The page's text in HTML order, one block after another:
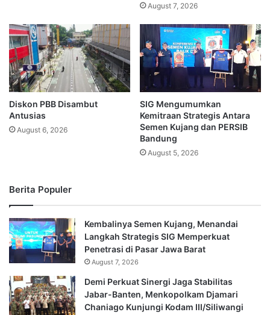
August 7, 2026
Diskon PBB Disambut
Antusias
August 6, 2026
SIG Mengumumkan
Kemitraan Strategis Antara
Semen Kujang dan PERSIB
Bandung
August 5, 2026
Berita Populer
Kembalinya Semen Kujang, Menandai
Langkah Strategis SIG Memperkuat
Penetrasi di Pasar Jawa Barat
August 7, 2026
Demi Perkuat Sinergi Jaga Stabilitas
Jabar-Banten, Menkopolkam Djamari
Chaniago Kunjungi Kodam III/Siliwangi